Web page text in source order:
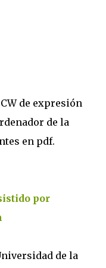
de expresión
de la
en pdf.
por
de la